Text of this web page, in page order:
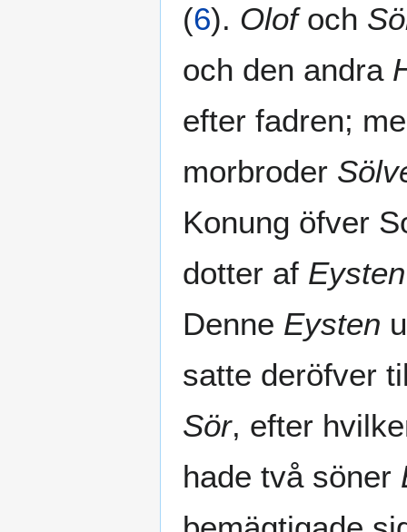
(6). Olofoch
och den andra
efter fadren;
morbroder
Konung öfver
dotter af
Denne Eysten
satte deröfver
Sör, efter
hade två söner